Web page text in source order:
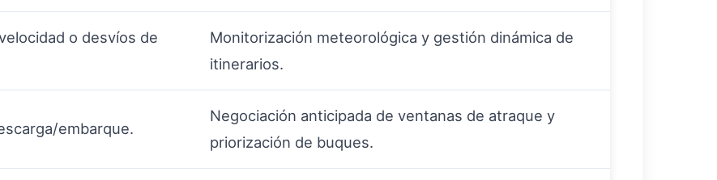
o desvíos de
Monitorización meteorológica y gestión dinámica de
itinerarios.
embarque.
Negociación anticipada de ventanas de atraque y
priorización de buques.